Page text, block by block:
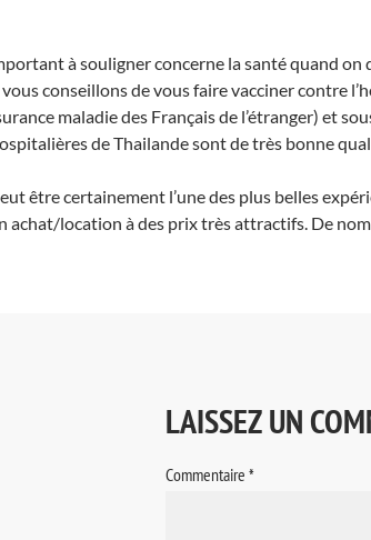
à souligner concerne la santé quand on
conseillons de vous faire vacciner contre
maladie des Français de l’étranger) et
de Thailande sont de très bonne
être certainement l’une des plus belles
achat/location à des prix très attractifs. De
LAISSEZ UN
Commentaire *